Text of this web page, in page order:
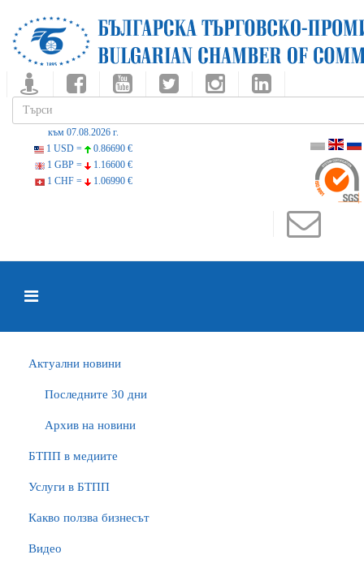
към 07.08.2026 г.
1 USD =
0.86690 €
1 GBP =
1.16600 €
1 CHF =
1.06990 €
Актуални новини
Последните 30 дни
Архив на новини
БTПП в медиите
Услуги в БТПП
Какво ползва бизнесът
Видео